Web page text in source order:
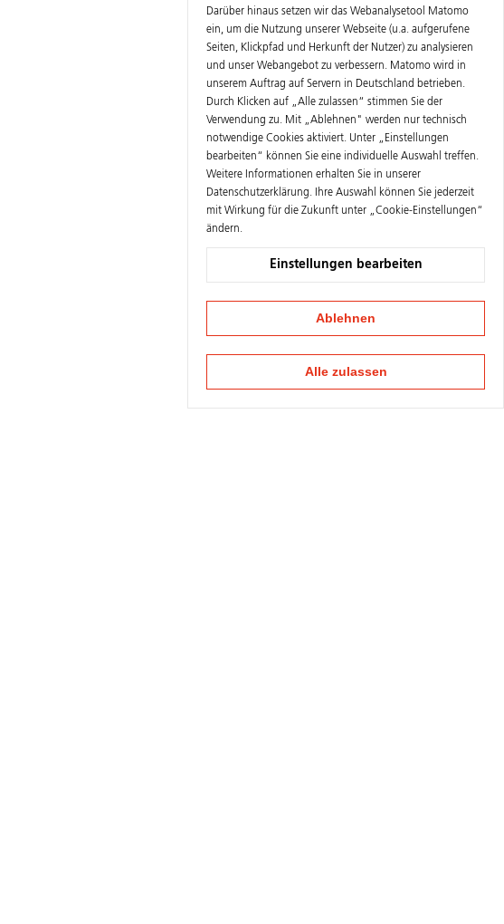
Darüber hinaus setzen wir das Webanalysetool Matomo
ein, um die Nutzung unserer Webseite (u.a. aufgerufene
Seiten, Klickpfad und Herkunft der Nutzer) zu analysieren
und unser Webangebot zu verbessern. Matomo wird in
unserem Auftrag auf Servern in Deutschland betrieben.
Durch Klicken auf „Alle zulassen“ stimmen Sie der
Verwendung zu. Mit „Ablehnen" werden nur technisch
notwendige Cookies aktiviert. Unter „Einstellungen
bearbeiten“ können Sie eine individuelle Auswahl treffen.
Weitere Informationen erhalten Sie in unserer
Datenschutzerklärung. Ihre Auswahl können Sie jederzeit
mit Wirkung für die Zukunft unter „Cookie-Einstellungen“
ändern.
Einstellungen bearbeiten
Ablehnen
Alle zulassen